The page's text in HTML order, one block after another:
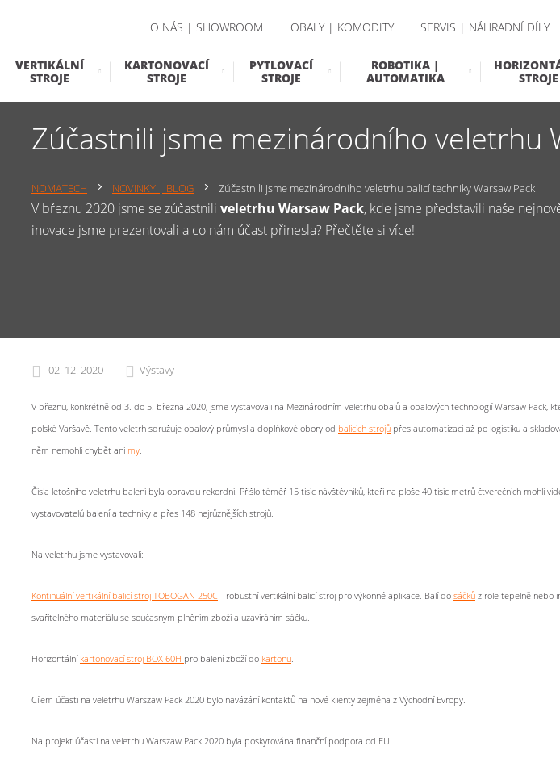
O NÁS | SHOWROOM OBALY | KOMODITY SERVIS | NÁHRADNÍ DÍLY
VERTIKÁLNÍ
STROJE
KARTONOVACÍ
STROJE
PYTLOVACÍ
STROJE
ROBOTIKA |
AUTOMATIKA
STROJE
Zúčastnili jsme mezinárodního veletrhu
NOMATECH NOVINKY | BLOG Zúčastnili jsme mezinárodního veletrhu balicí techniky Warsaw Pack
V březnu 2020 jsme se zúčastnili veletrhu Warsaw Pack, kde jsme představili naše
inovace jsme prezentovali a co nám účast přinesla? Přečtěte si více!
02. 12. 2020 Výstavy
V březnu, konkrétně od 3. do 5. března 2020, jsme vystavovali na Mezinárodním veletrhu obalů a obalových technologií Warsaw Pack,
polské Varšavě. Tento veletrh sdružuje obalový průmysl a doplňkové obory od balicích strojů přes automatizaci až po logistiku a
něm nemohli chybět ani my.
Čísla letošního veletrhu balení byla opravdu rekordní. Přišlo téměř 15 tisíc návštěvníků, kteří na ploše 40 tisíc metrů čtverečních mohli
vystavovatelů balení a techniky a přes 148 nejrůznějších strojů.
Na veletrhu jsme vystavovali:
Kontinuální vertikální balicí stroj TOBOGAN 250C - robustní vertikální balicí stroj pro výkonné aplikace. Balí do sáčků z role tepelně nebo
svařitelného materiálu se současným plněním zboží a uzavíráním sáčku.
Horizontální kartonovací stroj BOX 60H pro balení zboží do kartonu.
Cílem účasti na veletrhu Warszaw Pack 2020 bylo navázání kontaktů na nové klienty zejména z Východní Evropy.
Na projekt účasti na veletrhu Warszaw Pack 2020 byla poskytována finanční podpora od EU.